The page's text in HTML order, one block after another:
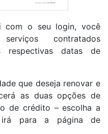
com o seu login, você
contratados
respectivas datas de
que deseja renovar e
as duas opções de
de crédito – escolha a
para a página de